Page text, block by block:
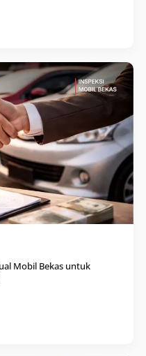
Mobil Bekas untuk